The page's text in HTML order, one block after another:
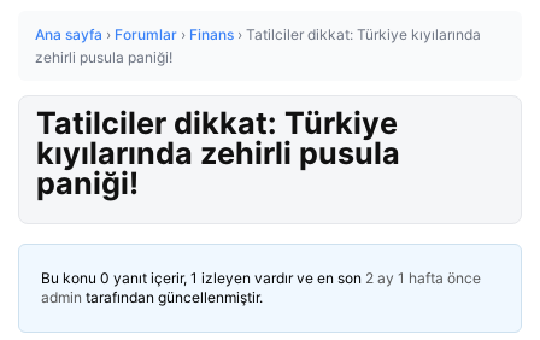
Ana sayfa › Forumlar › Finans › Tatilciler dikkat: Türkiye kıyılarında
zehirli pusula paniği!
Tatilciler dikkat: Türkiye
kıyılarında zehirli pusula
paniği!
Bu konu 0 yanıt içerir, 1 izleyen vardır ve en son 2 ay 1 hafta önce
admin tarafından güncellenmiştir.